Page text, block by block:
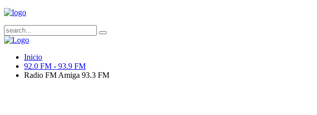
Inicio
92.0 FM - 93.9 FM
Radio FM Amiga 93.3 FM